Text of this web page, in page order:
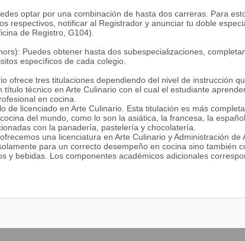
optar por una combinación de hasta dos carreras. Para
respectivos, notificar al Registrador y anunciar tu doble
de Registro, G104).
Puedes obtener hasta dos subespecializaciones,
específicos de cada colegio.
ofrece tres titulaciones dependiendo del nivel de instrucción
título técnico en Arte Culinario con el cual el estudiante
en cocina.
de licenciado en Arte Culinario. Esta titulación es más
del mundo, como lo son la asiática, la francesa, la
con la panadería, pastelería y chocolatería.
una licenciatura en Arte Culinario y Administración de
para un correcto desempeño en cocina sino también
y bebidas. Los componentes académicos adicionales